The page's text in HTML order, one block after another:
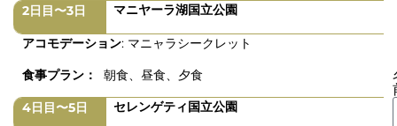
2日目〜3日 マニヤーラ湖国立公園
アコモデーション: マニャラシークレット
食事プラン：
朝食、昼食、夕食
4日目〜5日 セレンゲティ国立公園